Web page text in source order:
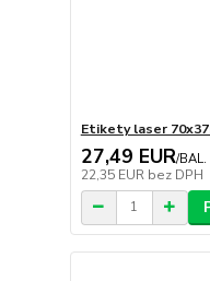
Etikety laser
27,49 EUR/BAL.
22,35 EUR bez DPH